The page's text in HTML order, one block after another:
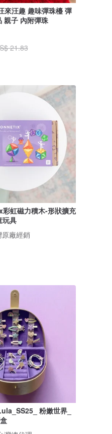
來汪趣 趣味彈珠檯 彈
親子 內附彈珠
21.83
虹磁力積木-形狀擴充
玩具
廠經銷
粉嫩世界_